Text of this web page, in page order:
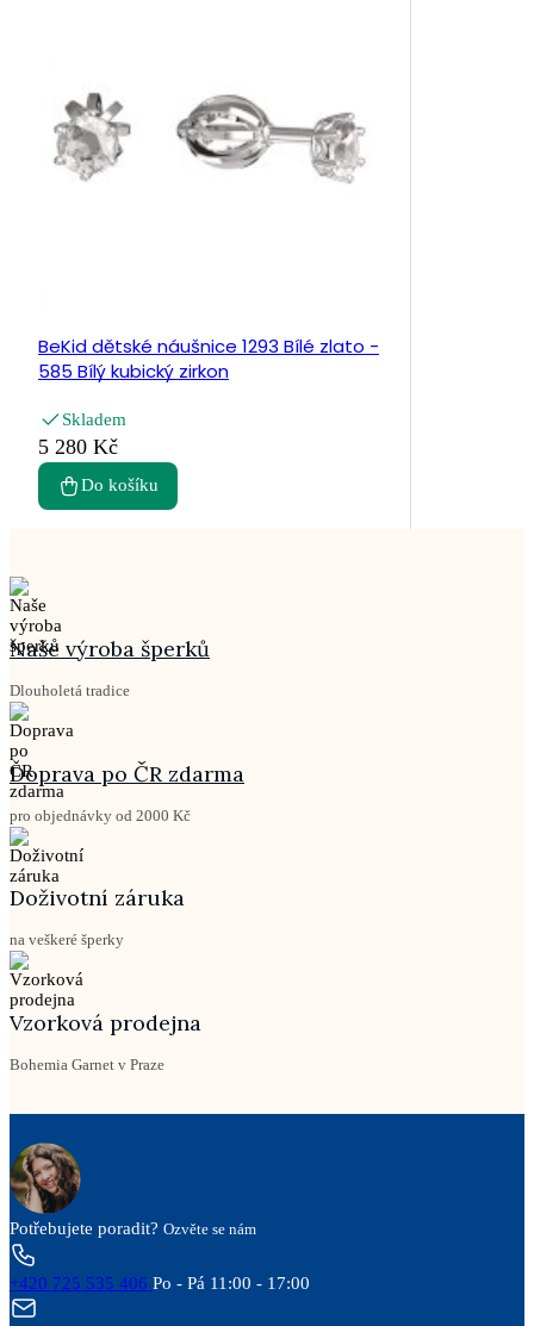
BeKid dětské náušnice 1293 Bílé zlato -
585 Bílý kubický zirkon
Skladem
5 280 Kč
Do košíku
Naše výroba šperků
Dlouholetá tradice
Doprava po ČR zdarma
pro objednávky od 2000 Kč
Doživotní záruka
na veškeré šperky
Vzorková prodejna
Bohemia Garnet v Praze
Potřebujete poradit? Ozvěte se nám
+420 725 535 406 Po - Pá 11:00 - 17:00